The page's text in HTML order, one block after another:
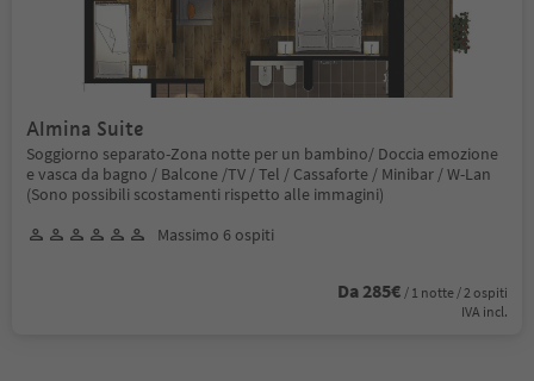
Almina Suite
Soggiorno separato-Zona notte per un bambino/ Doccia emozione
e vasca da bagno / Balcone /TV / Tel / Cassaforte / Minibar / W-Lan
(Sono possibili scostamenti rispetto alle immagini)
Massimo 6 ospiti
Da 285€ / 1 notte / 2 ospiti
IVA incl.